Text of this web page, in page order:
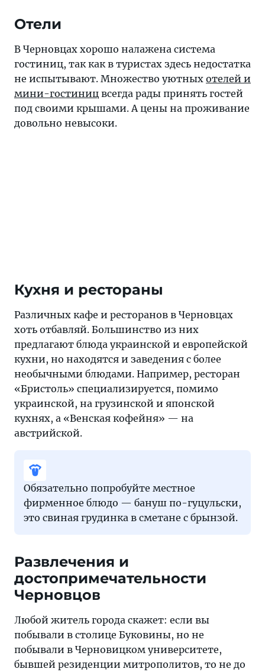
Отели
В Черновцах хорошо налажена система
гостиниц, так как в туристах здесь недостатка
не испытывают. Множество уютных отелей и
мини-гостиниц всегда рады принять гостей
под своими крышами. А цены на проживание
довольно невысоки.
Кухня и рестораны
Различных кафе и ресторанов в Черновцах
хоть отбавляй. Большинство из них
предлагают блюда украинской и европейской
кухни, но находятся и заведения с более
необычными блюдами. Например, ресторан
«Бристоль» специализируется, помимо
украинской, на грузинской и японской
кухнях, а «Венская кофейня» — на
австрийской.
Обязательно попробуйте местное
фирменное блюдо — бануш по-гуцульски,
это свиная грудинка в сметане с брынзой.
Развлечения и
достопримечательности
Черновцов
Любой житель города скажет: если вы
побывали в столице Буковины, но не
побывали в Черновицком университете,
бывшей резиденции митрополитов, то не до